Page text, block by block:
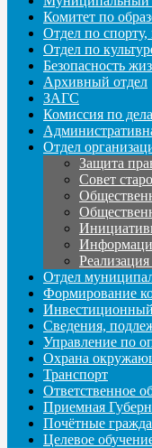
Комитет по
Отдел по
Отдел по
Безопасность
Архивный отдел
ЗАГС
Комиссия по
Отдел
Защита
Совет
Реализация
Отдел
Формирование
Сведения,
Управление по
Охрана
Транспорт
Ответственное
Приемная
Почётные
Целевое